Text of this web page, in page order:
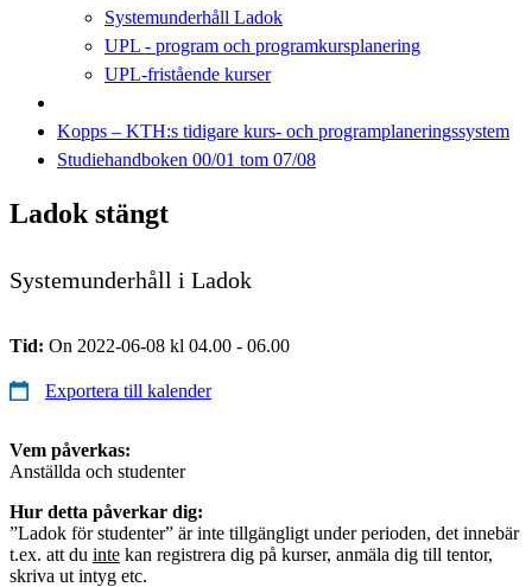
Systemunderhåll Ladok
UPL - program och programkursplanering
UPL-fristående kurser
Kopps – KTH:s tidigare kurs- och programplaneringssystem
Studiehandboken 00/01 tom 07/08
Ladok stängt
Systemunderhåll i Ladok
Tid: On 2022-06-08 kl 04.00 - 06.00
Exportera till kalender
Vem påverkas:
Anställda och studenter
Hur detta påverkar dig:
”Ladok för studenter” är inte tillgängligt under perioden, det innebär
t.ex. att du inte kan registrera dig på kurser, anmäla dig till tentor,
skriva ut intyg etc.